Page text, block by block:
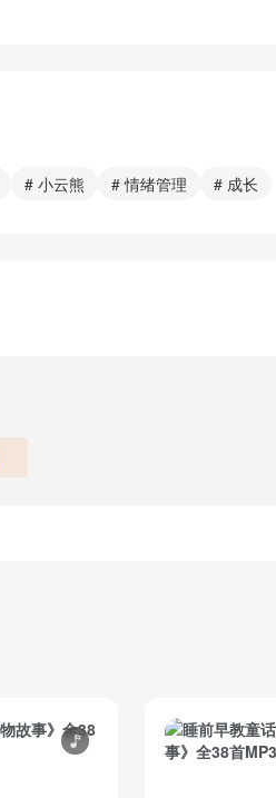
# 小云熊 # 情绪管理 # 成长